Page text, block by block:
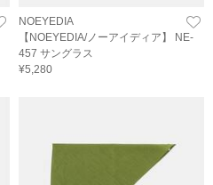
NOEYEDIA
【NOEYEDIA/ノーアイディア】 NE-
457 サングラス
¥5,280